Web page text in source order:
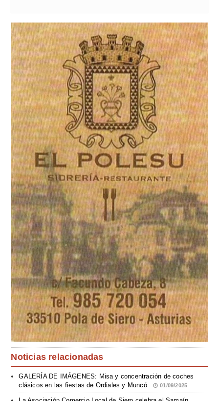
Noticias relacionadas
GALERÍA DE IMÁGENES: Misa y concentración de coches
clásicos en las fiestas de Ordiales y Muncó
01/09/2025